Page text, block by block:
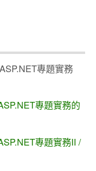
專題實務
專題實務的
專題實務II /